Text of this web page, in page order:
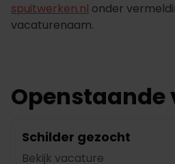
spuitwerken.nl onder
vacaturenaam.
Openstaande
Schilder gezocht
Bekijk vacature